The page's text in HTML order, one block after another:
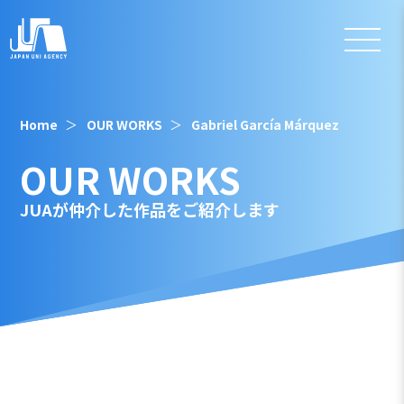
Home OUR WORKS Gabriel García Márquez
OUR WORKS
JUAが仲介した作品をご紹介します